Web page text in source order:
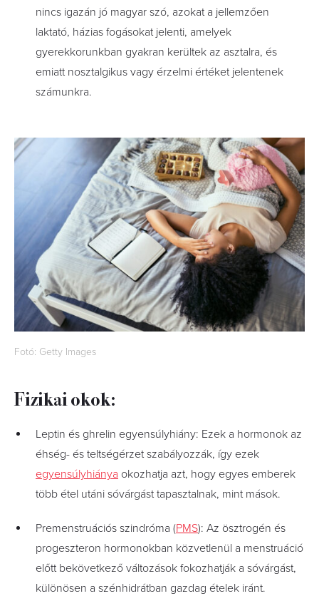
nincs igazán jó magyar szó, azokat a jellemzően
laktató, házias fogásokat jelenti, amelyek
gyerekkorunkban gyakran kerültek az asztalra, és
emiatt nosztalgikus vagy érzelmi értéket jelentenek
számunkra.
Fotó: Getty Images
Fizikai okok:
Leptin és ghrelin egyensúlyhiány: Ezek a hormonok az
éhség- és teltségérzet szabályozzák, így ezek
egyensúlyhiánya okozhatja azt, hogy egyes emberek
több étel utáni sóvárgást tapasztalnak, mint mások.
Premenstruációs szindróma (PMS): Az ösztrogén és
progeszteron hormonokban közvetlenül a menstruáció
előtt bekövetkező változások fokozhatják a sóvárgást,
különösen a szénhidrátban gazdag ételek iránt.